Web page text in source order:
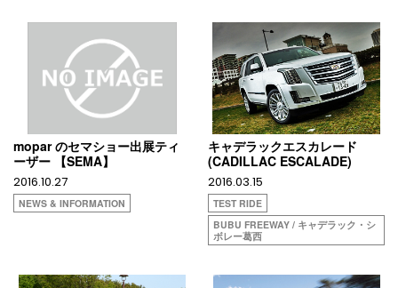
mopar のセマショー出展ティ
ーザー 【SEMA】
2016.10.27
NEWS & INFORMATION
キャデラックエスカレード
(CADILLAC ESCALADE)
2016.03.15
TEST RIDE
BUBU FREEWAY / キャデラック・シ
ボレー葛西